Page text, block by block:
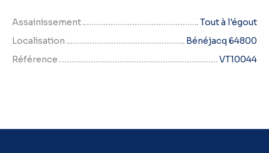
Assainissement
Tout à l'égout
Localisation
Bénéjacq 64800
Référence
VT10044